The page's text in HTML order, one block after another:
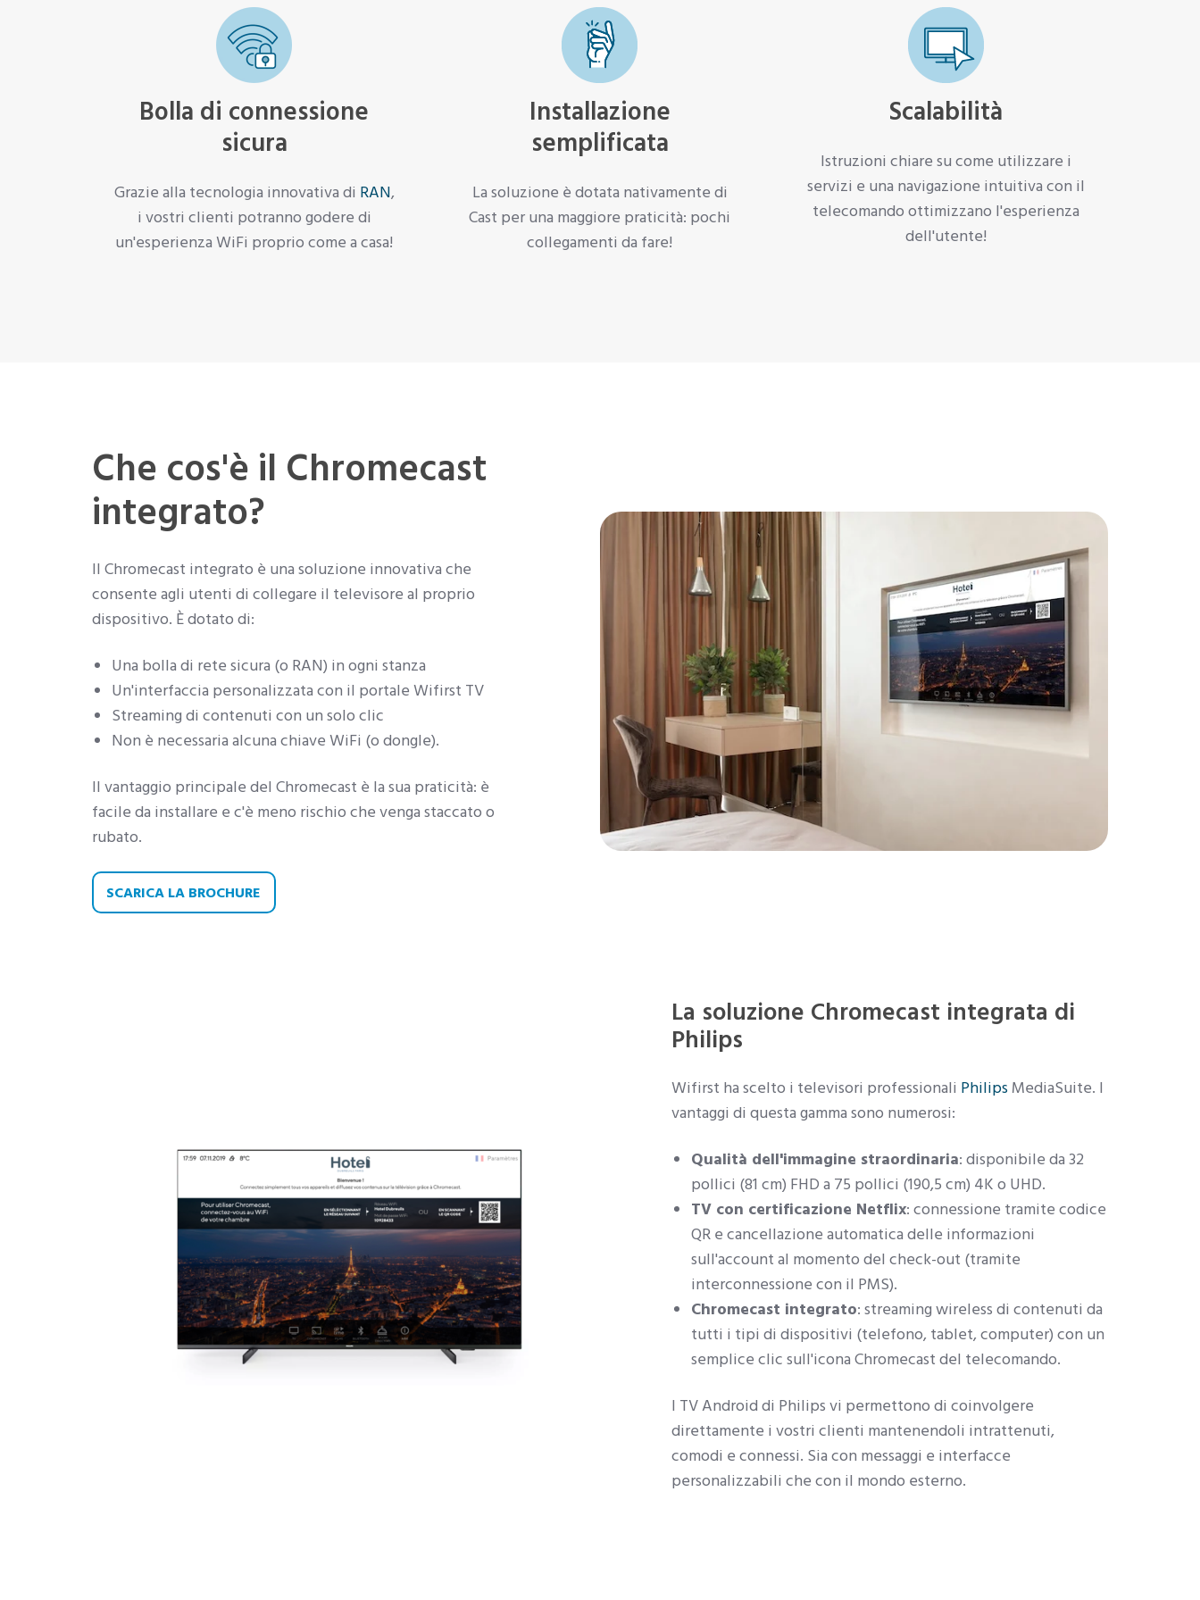
Bolla di connessione
sicura
Grazie alla tecnologia innovativa di RAN,
i vostri clienti potranno godere di
un'esperienza WiFi proprio come a casa!
Installazione
semplificata
La soluzione è dotata nativamente di
Cast per una maggiore praticità: pochi
collegamenti da fare!
Scalabilità
Istruzioni chiare su come utilizzare i
servizi e una navigazione intuitiva con il
telecomando ottimizzano l'esperienza
dell'utente!
Che cos'è il Chromecast
integrato?
Il Chromecast integrato è una soluzione innovativa che
consente agli utenti di collegare il televisore al proprio
dispositivo. È dotato di:
Una bolla di rete sicura (o RAN) in ogni stanza
Un'interfaccia personalizzata con il portale Wifirst TV
Streaming di contenuti con un solo clic
Non è necessaria alcuna chiave WiFi (o dongle).
Il vantaggio principale del Chromecast è la sua praticità: è
facile da installare e c'è meno rischio che venga staccato o
rubato.
SCARICA LA BROCHURE
La soluzione Chromecast integrata di
Philips
Wifirst ha scelto i televisori professionali Philips MediaSuite. I
vantaggi di questa gamma sono numerosi:
Qualità dell'immagine straordinaria: disponibile da 32
pollici (81 cm) FHD a 75 pollici (190,5 cm) 4K o UHD.
TV con certificazione Netflix: connessione tramite codice
QR e cancellazione automatica delle informazioni
sull'account al momento del check-out (tramite
interconnessione con il PMS).
Chromecast integrato: streaming wireless di contenuti da
tutti i tipi di dispositivi (telefono, tablet, computer) con un
semplice clic sull'icona Chromecast del telecomando.
I TV Android di Philips vi permettono di coinvolgere
direttamente i vostri clienti mantenendoli intrattenuti,
comodi e connessi. Sia con messaggi e interfacce
personalizzabili che con il mondo esterno.